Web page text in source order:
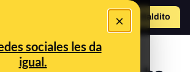
×
sociales les da
igual.
Hazte Maldito